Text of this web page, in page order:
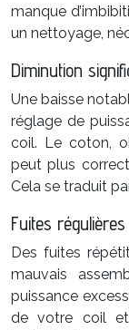
manque
un nettoyage,
Diminution
Une baisse
réglage de
coil. Le coton,
peut plus
Cela se traduit
Fuites
Des fuites
mauvais
puissance
de votre coil et